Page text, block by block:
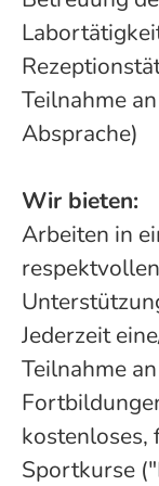
Teilnahme
Absprache)
Wir bieten:
Arbeiten in
Jederzeit
Teilnahme
kostenloses,
Sportkurse